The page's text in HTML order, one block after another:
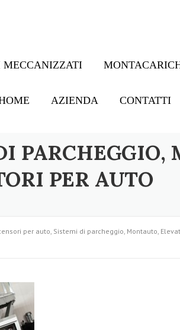
MECCANIZZATI
AZIENDA CONTATTI
PARCHEGGIO,
PER AUTO
per auto, Sistemi di parcheggio, Montauto,